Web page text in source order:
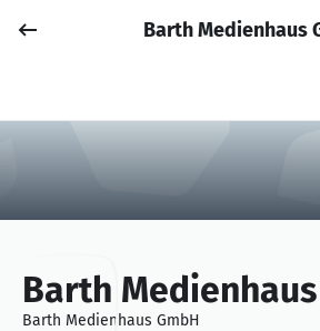
Barth Medienhaus
Barth
Barth Medienhaus GmbH